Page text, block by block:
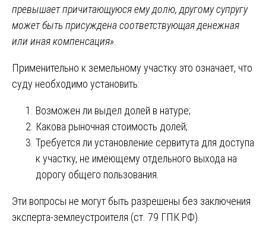
превышает причитающуюся ему долю, другому супругу
может быть присуждена соответствующая денежная
или иная компенсация»
Применительно к земельному участку это означает, что
суду необходимо установить:
Возможен ли выдел долей в натуре;
Какова рыночная стоимость долей;
Требуется ли установление сервитута для доступа
к участку, не имеющему отдельного выхода на
дорогу общего пользования.
Эти вопросы не могут быть разрешены без заключения
эксперта-землеустроителя (ст. 79 ГПК РФ).